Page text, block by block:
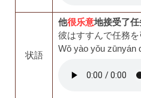
状語
他很乐意地接受了任
彼はすすんで任務を
Wǒ yào yǒu zūnyán